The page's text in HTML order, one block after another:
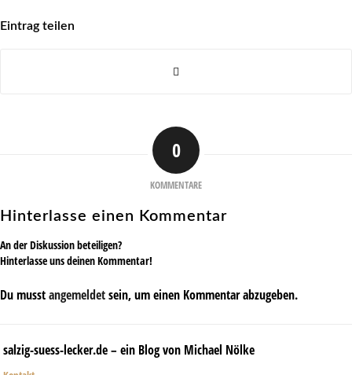
Eintrag teilen
0
KOMMENTARE
Hinterlasse einen Kommentar
An der Diskussion beteiligen?
Hinterlasse uns deinen Kommentar!
Du musstangemeldetsein, um einen Kommentar abzugeben.
salzig-suess-lecker.de – ein Blog von Michael Nölke